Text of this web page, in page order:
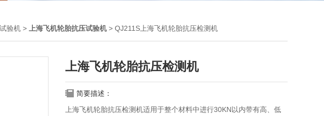
验机 > 上海飞机轮胎抗压试验机> QJ211S上海飞机轮胎抗压检测机
上海飞机轮胎抗压检测机
简要描述：
上海飞机轮胎抗压检测机适用于整个材料中进行30KN以内带有高、低